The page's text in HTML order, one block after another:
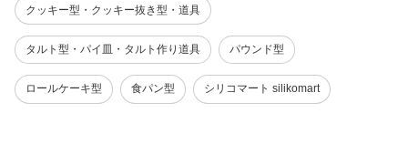
クッキー型・クッキー抜き型・道具
タルト型・パイ皿・タルト作り道具 パウンド型
ロールケーキ型 食パン型 シリコマート silikomart